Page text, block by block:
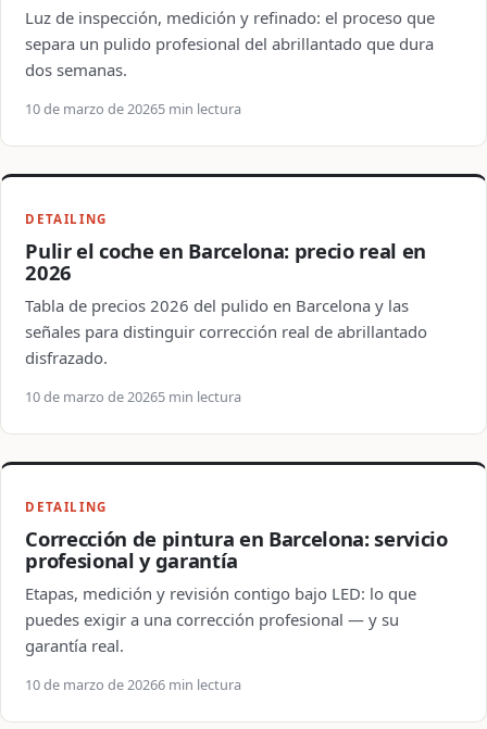
Luz de inspección, medición y refinado: el proceso que
separa un pulido profesional del abrillantado que dura
dos semanas.
10 de marzo de 20265 min lectura
DETAILING
Pulir el coche en Barcelona: precio real en
2026
Tabla de precios 2026 del pulido en Barcelona y las
señales para distinguir corrección real de abrillantado
disfrazado.
10 de marzo de 20265 min lectura
DETAILING
Corrección de pintura en Barcelona: servicio
profesional y garantía
Etapas, medición y revisión contigo bajo LED: lo que
puedes exigir a una corrección profesional — y su
garantía real.
10 de marzo de 20266 min lectura